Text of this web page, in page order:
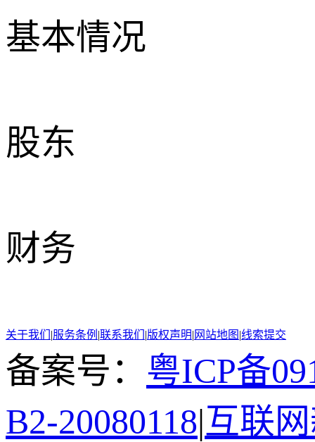
基本情况
股东
财务
关于我们 |服务条例 |联系我们 |版权声明| 网站地图 |线索提交
备案号： 粤ICP备
B2-20080118|互联